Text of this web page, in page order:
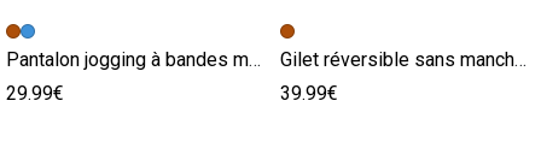
Image précédente
Image suivante
Pantalon jogging à bandes marron
29.99€
Image précédente
Image suivante
Gilet réversible sans manches sherpa marron
39.99€